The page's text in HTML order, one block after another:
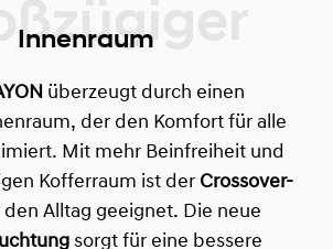
Innenraum
überzeugt durch einen
der den Komfort für alle
Mit mehr Beinfreiheit und
Kofferraum ist der Crossover-
Alltag geeignet. Die neue
sorgt für eine bessere